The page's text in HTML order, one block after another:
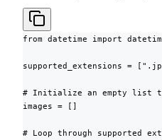
from datetime import
supported_extensions =
# Initialize an empty list
images = []
# Loop through supported